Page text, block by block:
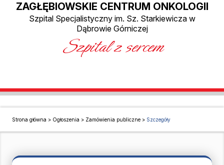
ZAGŁĘBIOWSKIE CENTRUM ONKOLOGII
Szpital Specjalistyczny im. Sz. Starkiewicza w
Dąbrowie Górniczej
Szpital z sercem
Strona główna > Ogłoszenia > Zamówienia publiczne > Szczegóły